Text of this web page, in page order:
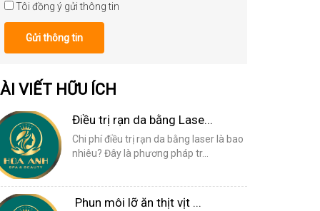
Tôi đồng ý gửi thông tin
Gửi thông tin
VIẾT HỮU ÍCH
Điều trị rạn da bằng Lase...
Chi phí điều trị rạn da bằng laser là bao
nhiêu? Đây là phương pháp tr...
Phun môi lỡ ăn thịt vịt ...